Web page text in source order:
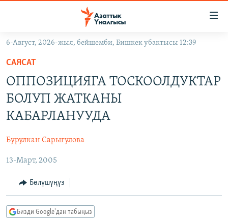
Навигацияга
өтүңүз
Издөөгө
салыңыз
САЯСАТ
МАДАНИЯТ
ДҮЙНӨ
УКРАИНА
ТВ ПРОГРАММАЛАР
БҮГҮН АЗАТТЫКТА
ЭКСПЕРТТЕР ТАЛДАЙТ
ДАНИСТЕ
ПОДКАСТ
ӨЗГӨЧӨ ПИКИР
Русский
6-Август, 2026-жыл, бейшемби, Бишкек убактысы 12:39
САЯСАТ
ОППОЗИЦИЯГА ТОСКООЛДУКТАР
БОЛУП ЖАТКАНЫ
КАБАРЛАНУУДА
Бурулкан Сарыгулова
13-Март, 2005
Бөлүшүңүз
Бизди Google'дан табыңыз